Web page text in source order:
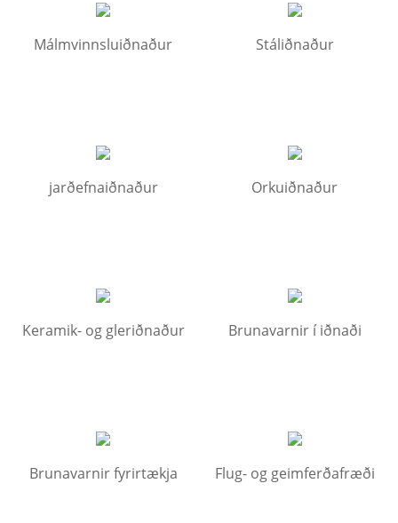
Málmvinnsluiðnaður Stáliðnaður
jarðefnaiðnaður Orkuiðnaður
Keramik- og gleriðnaður Brunavarnir í iðnaði
Brunavarnir fyrirtækja Flug- og geimferðafræði